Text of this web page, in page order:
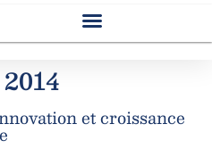
et croissance